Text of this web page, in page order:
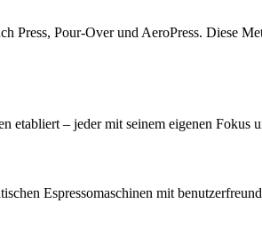
Press, Pour-Over und AeroPress. Diese
etabliert – jeder mit seinem eigenen Fokus
Espressomaschinen mit